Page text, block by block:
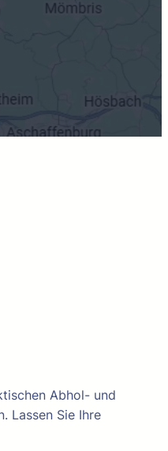
Abhol- und
Lassen Sie Ihre